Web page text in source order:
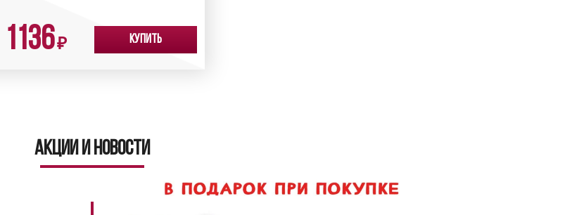
1136₽ Купить
Акции и новости